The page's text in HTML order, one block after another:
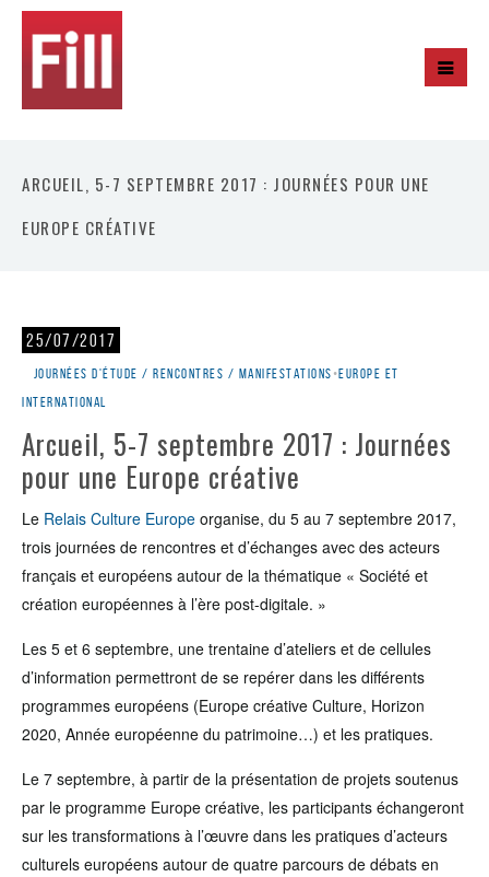
ARCUEIL, 5-7 SEPTEMBRE 2017 : JOURNÉES POUR UNE
EUROPE CRÉATIVE
25/07/2017
Journées d'étude / rencontres / manifestations •Europe et
international
Arcueil, 5-7 septembre 2017 : Journées
pour une Europe créative
Le Relais Culture Europe organise, du 5 au 7 septembre 2017,
trois journées de rencontres et d’échanges avec des acteurs
français et européens autour de la thématique « Société et
création européennes à l’ère post-digitale. »
Les 5 et 6 septembre, une trentaine d’ateliers et de cellules
d’information permettront de se repérer dans les différents
programmes européens (Europe créative Culture, Horizon
2020, Année européenne du patrimoine…) et les pratiques.
Le 7 septembre, à partir de la présentation de projets soutenus
par le programme Europe créative, les participants échangeront
sur les transformations à l’œuvre dans les pratiques d’acteurs
culturels européens autour de quatre parcours de débats en